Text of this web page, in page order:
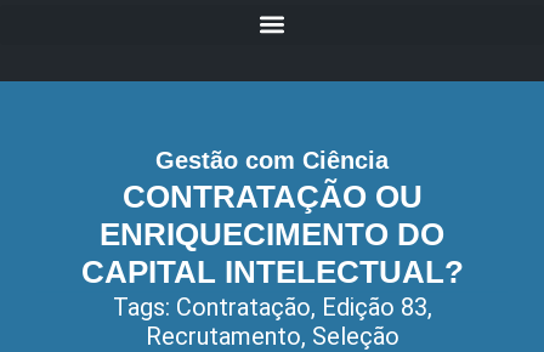
Gestão com Ciência
CONTRATAÇÃO OU
ENRIQUECIMENTO DO
CAPITAL INTELECTUAL?
Tags: Contratação, Edição 83,
Recrutamento, Seleção